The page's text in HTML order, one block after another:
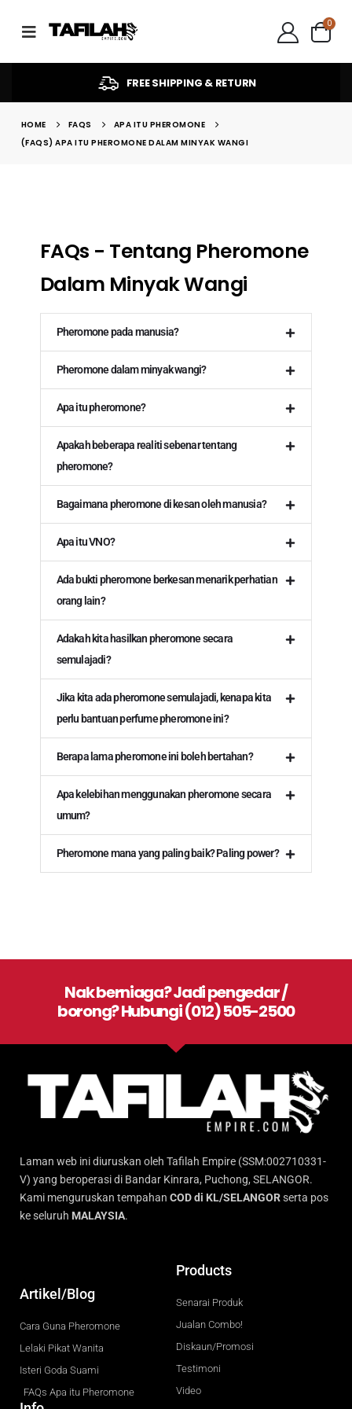
0
FREE SHIPPING & RETURN
HOME FAQS
APA ITU PHEROMONE
(FAQS) APA ITU PHEROMONE DALAM MINYAK WANGI
FAQs - Tentang Pheromone
Dalam Minyak Wangi
Pheromone pada manusia?
Pheromone dalam minyak wangi?
Apa itu pheromone?
Apakah beberapa realiti sebenar tentang
pheromone?
Bagaimana pheromone di kesan oleh manusia?
Apa itu VNO?
Ada bukti pheromone berkesan menarik perhatian
orang lain?
Adakah kita hasilkan pheromone secara
semulajadi?
Jika kita ada pheromone semulajadi, kenapa kita
perlu bantuan perfume pheromone ini?
Berapa lama pheromone ini boleh bertahan?
Apa kelebihan menggunakan pheromone secara
umum?
Pheromone mana yang paling baik? Paling power?
Nak berniaga? Jadi pengedar /
borong? Hubungi (012) 505-2500
Laman web ini diuruskan oleh Tafilah Empire (SSM:002710331-
V) yang beroperasi di Bandar Kinrara, Puchong, SELANGOR.
Kami menguruskan tempahan COD di KL/SELANGORserta pos
ke seluruh MALAYSIA.
Artikel/Blog
Cara Guna Pheromone
Lelaki Pikat Wanita
Isteri Goda Suami
FAQs Apa itu Pheromone
Products
Senarai Produk
Jualan Combo!
Diskaun/Promosi
Testimoni
Video